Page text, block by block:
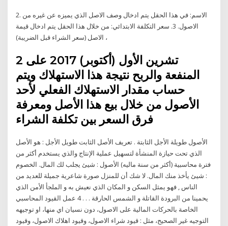
2. الاسم: في هذا الحقل يتم ادخال وصف الاصل الذي يميزه عن غيره من
الاصول. 3. سعر التكلفة الابتدائي: من خلال هذا الحقل يتم ادخال قيمة
الاصل (سعر الشراء قبل الضريبة) ،
2 تشرين الأول (أكتوبر) 2017 على
المنفعة والربح نتيجة هذا الاستهلاك ويتم
حساب مقدار الاستهلاك الفعلي لأحد
الأصول من خلال بيع هذا الأصل ومعرفة
الأصول طويلة الأجل الثابتة . تعريف الأصل الثابت طويل الأجل : هو الأصل
الذي تحت حيازة المنشأة لتسهيل عملية الإنتاج والذي يستخدم أكثر من
فترة محاسبية (أكثر من سنة ماليه) الأصول : شيئ يجلب لك المال. الخصوم
: شيئ يأخذ منك المال. لا شك أن للمنزل صورة شاعرية جميلة للعديد من
الناس , فهو يمثل السكن و المكان الذي نعيش به و الملجأ الأمن الذي
يحمينا من البرودة القاتلة و الشمس الحارقة . . . 4 عمل القيود المحاسبي
الخاصة بالحركات المالية على الاصول، دون نسيان اي منها، او توجيهه
التوجيه غير الصحيح، مثل : قيود شراء الاصول، وقيود اهلاك الاصول، وقيود